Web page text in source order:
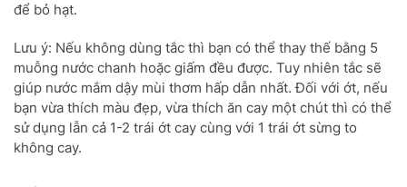
để bỏ hạt.
Lưu ý: Nếu không dùng tắc thì bạn có thể thay thế bằng 5
muỗng nước chanh hoặc giấm đều được. Tuy nhiên tắc sẽ
giúp nước mắm dậy mùi thơm hấp dẫn nhất. Đối với ớt, nếu
bạn vừa thích màu đẹp, vừa thích ăn cay một chút thì có thể
sử dụng lẫn cả 1-2 trái ớt cay cùng với 1 trái ớt sừng to
không cay.